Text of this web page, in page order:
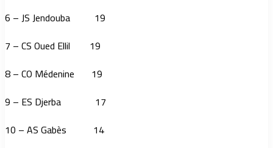
6 – JS Jendouba 19
7 – CS Oued Ellil 19
8 – CO Médenine 19
9 – ES Djerba 17
10 – AS Gabès 14